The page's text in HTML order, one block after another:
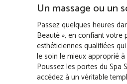
Un massage ou un
Passez quelques heures
Beauté », en confiant votre
esthéticiennes qualifiées
le soin le mieux approprié
Poussez les portes du Spa
accédez à un véritable